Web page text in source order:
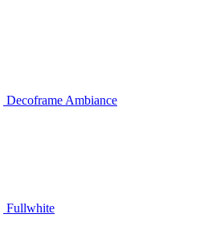
Decoframe Ambiance
Fullwhite